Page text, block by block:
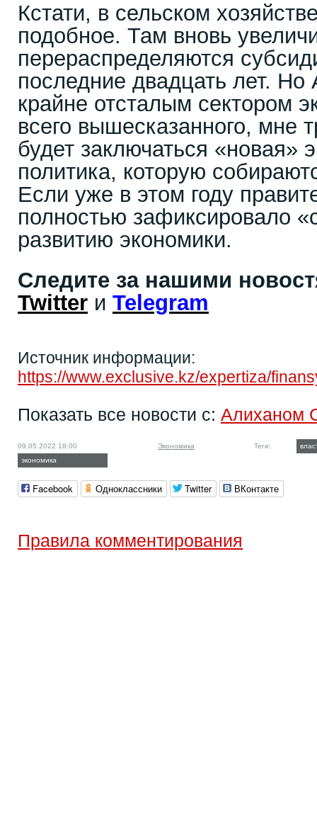
Кстати, в сельском
подобное. Там вновь
перераспределяются
последние двадцать лет. Но
крайне отсталым сектором
всего вышесказанного, мне
будет заключаться «новая»
политика, которую
Если уже в этом году
полностью зафиксировало
развитию экономики.
Следите за нашими
Twitter и Telegram
Источник информации:
https://www.exclusive.kz/expertiza/
Показать все новости с: Алиханом
09.05.2022 18:00 Экономика Теги:
экономика
Facebook Одноклассники Twitter ВКонтакте
Правила комментирования